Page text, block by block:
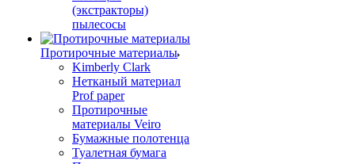
(экстракторы)
пылесосы
Протирочные материалы
Kimberly Clark
Нетканый материал
Prof paper
Протирочные
материалы Veiro
Бумажные полотенца
Туалетная бумага